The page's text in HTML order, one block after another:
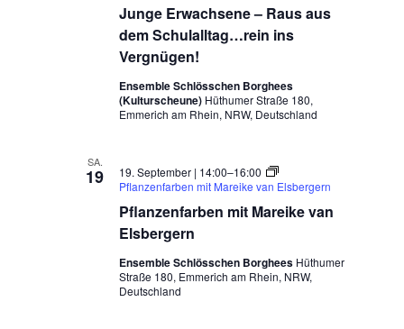
Junge Erwachsene – Raus aus
dem Schulalltag…rein ins
Vergnügen!
Ensemble Schlösschen Borghees
(Kulturscheune) Hüthumer Straße 180,
Emmerich am Rhein, NRW, Deutschland
SA.
19
Pflanzenfarben mit Mareike van
Elsbergern
19. September | 14:00–16:00
Pflanzenfarben mit Mareike van Elsbergern
Ensemble Schlösschen Borghees Hüthumer
Straße 180, Emmerich am Rhein, NRW,
Deutschland